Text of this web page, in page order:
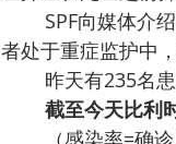
者处于重症监护中
昨天有
截至今
（感染率=确